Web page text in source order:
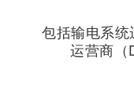
包括输电系统
运营商（